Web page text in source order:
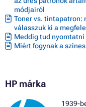
módjairól
Toner vs. tintapatron:
válasszuk ki a
Meddig tud
Miért fogynak a
HP márka
1939-